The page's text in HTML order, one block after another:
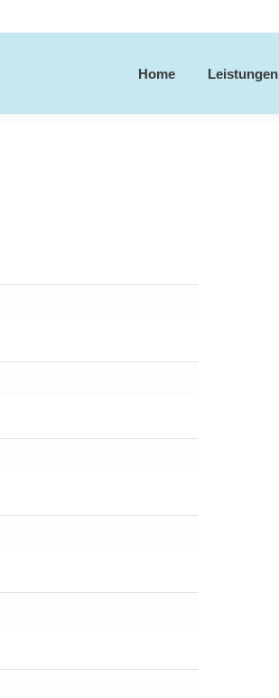
Home Leistungen
Home Leistungen